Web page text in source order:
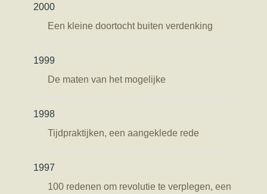
2000
Een kleine doortocht buiten verdenking
1999
De maten van het mogelijke
1998
Tijdpraktijken, een aangeklede rede
1997
100 redenen om revolutie te verplegen, een